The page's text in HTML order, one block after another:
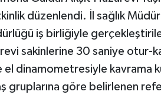
düzenlendi. İl sağlık
iş birliğiyle
sakinlerine 30 saniye otur-
dinamometresiyle kavrama
gruplarına göre belirlenen